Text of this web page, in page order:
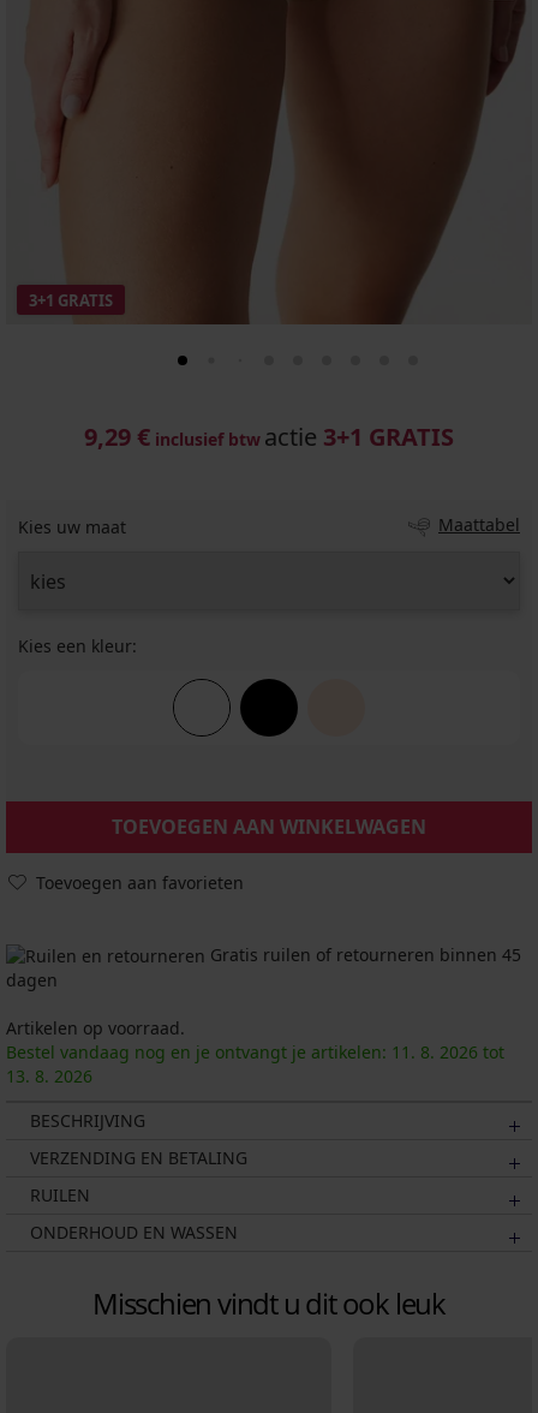
3+1 GRATIS
9,29 € inclusief btw actie 3+1 GRATIS
Kies uw maat Maattabel
Kies een kleur:
TOEVOEGEN AAN WINKELWAGEN
Toevoegen aan favorieten
Gratis ruilen of retourneren binnen 45
dagen
Artikelen op voorraad.
Bestel vandaag nog en je ontvangt je artikelen: 11. 8. 2026 tot
13. 8. 2026
BESCHRIJVING
VERZENDING EN BETALING
RUILEN
ONDERHOUD EN WASSEN
Misschien vindt u dit ook leuk